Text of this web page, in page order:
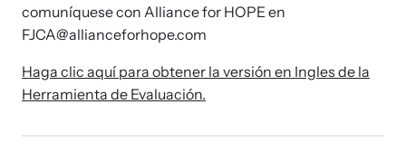
comuníquese con Alliance for HOPE en
FJCA@allianceforhope.com
Haga clic aquí para obtener la versión en Ingles de la
Herramienta de Evaluación.